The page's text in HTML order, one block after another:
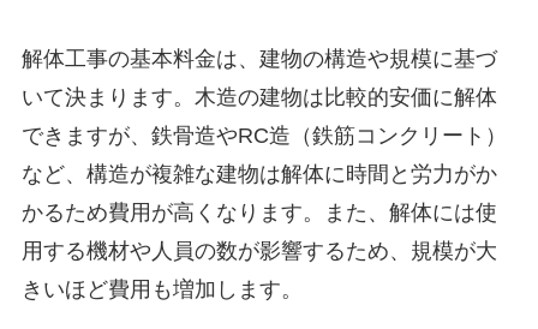
解体工事の基本料金は、建物の構造や規模に基づ
いて決まります。木造の建物は比較的安価に解体
できますが、鉄骨造やRC造（鉄筋コンクリート）
など、構造が複雑な建物は解体に時間と労力がか
かるため費用が高くなります。また、解体には使
用する機材や人員の数が影響するため、規模が大
きいほど費用も増加します。